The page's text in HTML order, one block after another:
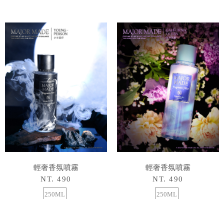
輕奢香氛噴霧
NT. 490
250ML
輕奢香氛噴霧
NT. 490
250ML